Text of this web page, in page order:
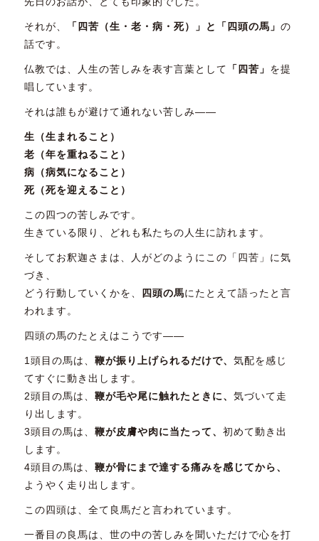
それが、 「四苦（生・老・病・死）」と「四頭の馬」の
話です。
仏教では、人生の苦しみを表す言葉として 「四苦」 を提
唱しています。
それは誰もが避けて通れない苦しみ――
生（生まれること）
老（年を重ねること）
病（病気になること）
死（死を迎えること）
この四つの苦しみです。
生きている限り、どれも私たちの人生に訪れます。
そしてお釈迦さまは、人がどのようにこの「四苦」に気
づき、
どう行動していくかを、
四頭の馬にたとえて語ったと言
われます。
四頭の馬のたとえはこうです――
1頭目の馬は、鞭が振り上げられるだけで、気配を感じ
てすぐに動き出します。
2頭目の馬は、鞭が毛や尾に触れたときに、気づいて走
り出します。
3頭目の馬は、鞭が皮膚や肉に当たって、初めて動き出
します。
4頭目の馬は、鞭が骨にまで達する痛みを感じてから、
ようやく走り出します。
この四頭は、全て良馬だと言われています。
一番目の良馬は、世の中の苦しみを聞いただけで心を打